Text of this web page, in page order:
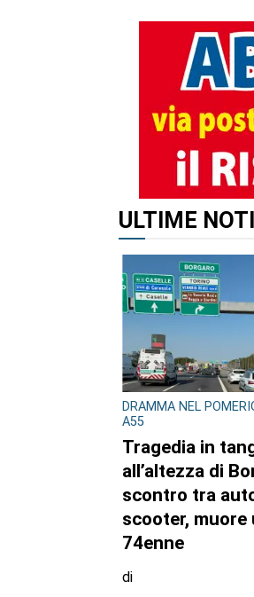
ALTRI
DRAMMA NEL
A55
Tragedia in
all’altezza di
scontro tra
scooter, muore
74enne